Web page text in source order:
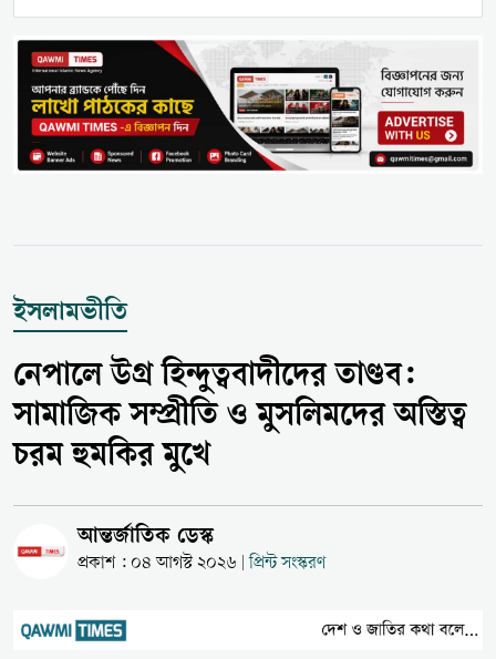
ইসলামভীতি
নেপালে উগ্র হিন্দুত্ববাদীদের তাণ্ডব:
সামাজিক সম্প্রীতি ও মুসলিমদের অস্তিত্ব
চরম হুমকির মুখে
আন্তর্জাতিক ডেস্ক
প্রকাশ : ০৪ আগস্ট ২০২৬ প্রিন্ট সংস্করণ